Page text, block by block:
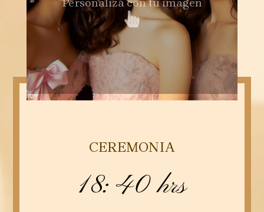
Personaliza con tu imagen
CEREMONIA
18:40 hrs